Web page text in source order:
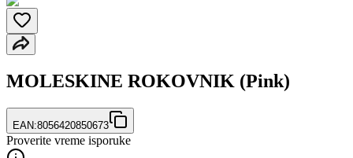
MOLESKINE ROKOVNIK (Pink)
EAN:8056420850673
Proverite vreme isporuke